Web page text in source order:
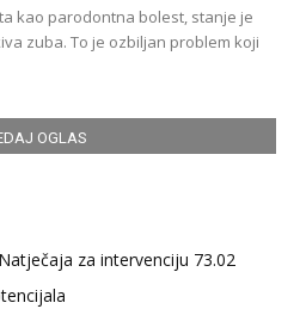
kao parodontna bolest, stanje je
zuba. To je ozbiljan problem koji
OGLAS
za intervenciju 73.02